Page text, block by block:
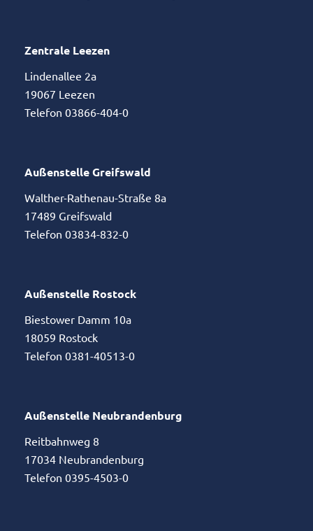
Zentrale Leezen
Lindenallee 2a
19067 Leezen
Telefon 03866-404-0
Außenstelle Greifswald
Walther-Rathenau-Straße 8a
17489 Greifswald
Telefon 03834-832-0
Außenstelle Rostock
Biestower Damm 10a
18059 Rostock
Telefon 0381-40513-0
Außenstelle Neubrandenburg
Reitbahnweg 8
17034 Neubrandenburg
Telefon 0395-4503-0